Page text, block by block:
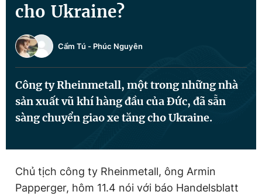
Sản phẩm khác
Tiện ích Bạn cần biết
Thông tin tòa soạn Liên hệ quảng cáo
Đọc Thanh Niên trên điện thoại
cho Ukraine?
Cẩm Tú - Phúc Nguyên
Công ty Rheinmetall, một trong những nhà
sản xuất vũ khí hàng đầu của Đức, đã sẵn
sàng chuyển giao xe tăng cho Ukraine.
Chủ tịch công ty Rheinmetall, ông Armin
Papperger, hôm 11.4 nói với báo Handelsblatt